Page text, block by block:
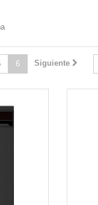
6 Siguiente